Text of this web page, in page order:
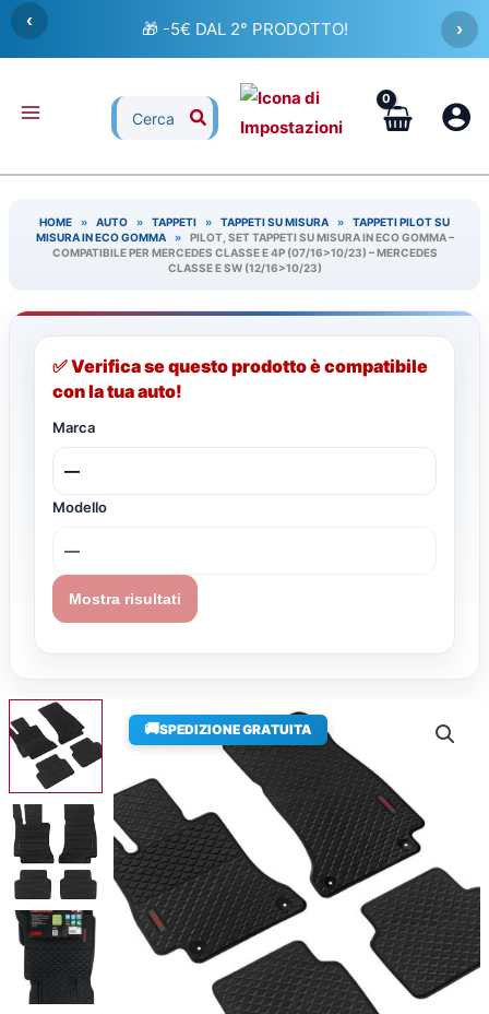
Vai
contenuto
‹ 🎁 -5€ DAL 2° PRODOTTO! ›
Ricerca
per:
HOME » AUTO » TAPPETI » TAPPETI SU MISURA »
TAPPETI PILOT SU
MISURA IN ECO GOMMA
»
PILOT, SET TAPPETI SU MISURA IN ECO GOMMA –
COMPATIBILE PER MERCEDES CLASSE E 4P (07/16>10/23) – MERCEDES
CLASSE E SW (12/16>10/23)
✅ Verifica se questo prodotto è compatibile
con la tua auto!
Marca
Modello
Mostra risultati
🚚SPEDIZIONE GRATUITA